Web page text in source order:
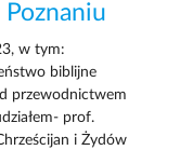
w tym:
biblijne
przewodnictwem
prof.
i Żydów